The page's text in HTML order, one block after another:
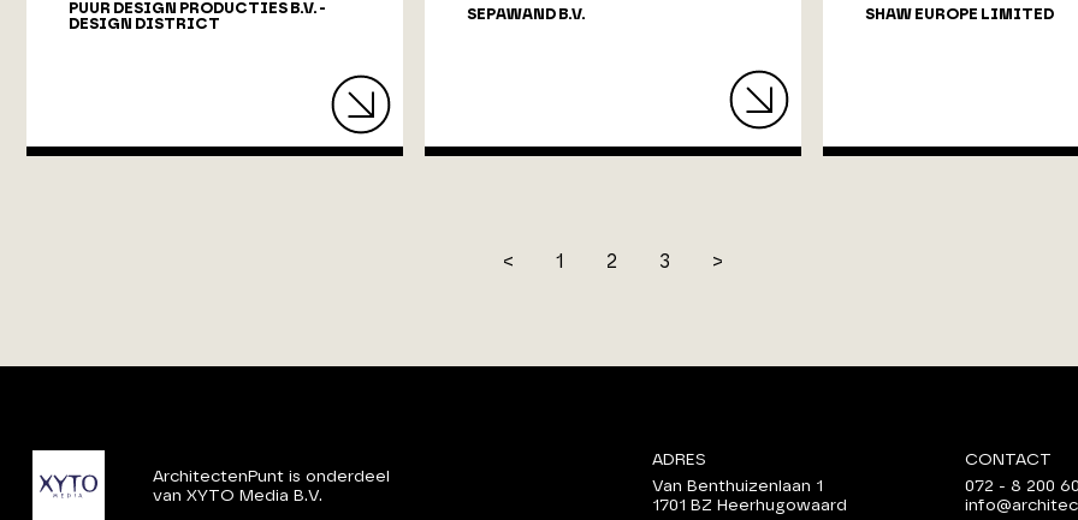
PUUR DESIGN PRODUCTIES B.V. -
DESIGN DISTRICT
SEPAWAND B.V. SHAW EUROPE LIMITED
< 1 2 3 >
ArchitectenPunt is onderdeel
van XYTO Media B.V.
ADRES
Van Benthuizenlaan 1
1701 BZ Heerhugowaard
CONTACT
072 - 8 200